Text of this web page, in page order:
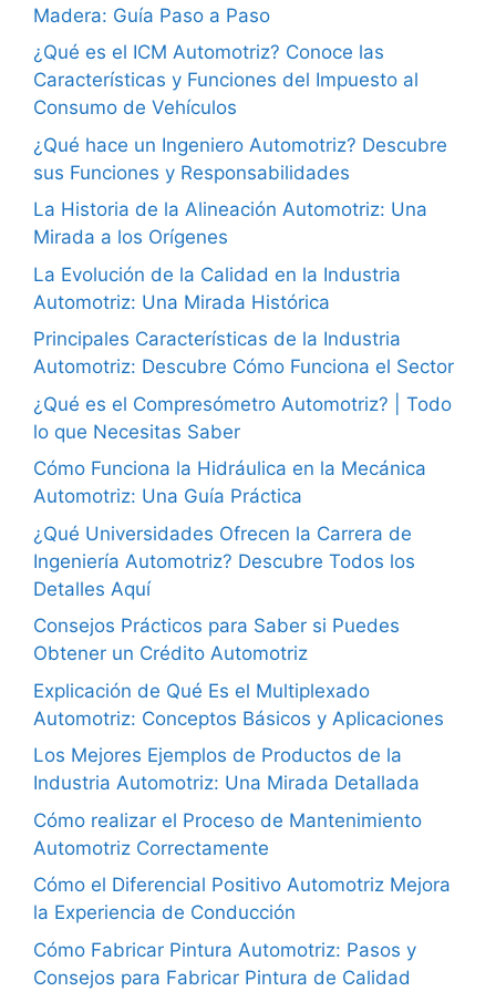
Madera: Guía Paso a Paso
¿Qué es el ICM Automotriz? Conoce las
Características y Funciones del Impuesto al
Consumo de Vehículos
¿Qué hace un Ingeniero Automotriz? Descubre
sus Funciones y Responsabilidades
La Historia de la Alineación Automotriz: Una
Mirada a los Orígenes
La Evolución de la Calidad en la Industria
Automotriz: Una Mirada Histórica
Principales Características de la Industria
Automotriz: Descubre Cómo Funciona el Sector
¿Qué es el Compresómetro Automotriz? | Todo
lo que Necesitas Saber
Cómo Funciona la Hidráulica en la Mecánica
Automotriz: Una Guía Práctica
¿Qué Universidades Ofrecen la Carrera de
Ingeniería Automotriz? Descubre Todos los
Detalles Aquí
Consejos Prácticos para Saber si Puedes
Obtener un Crédito Automotriz
Explicación de Qué Es el Multiplexado
Automotriz: Conceptos Básicos y Aplicaciones
Los Mejores Ejemplos de Productos de la
Industria Automotriz: Una Mirada Detallada
Cómo realizar el Proceso de Mantenimiento
Automotriz Correctamente
Cómo el Diferencial Positivo Automotriz Mejora
la Experiencia de Conducción
Cómo Fabricar Pintura Automotriz: Pasos y
Consejos para Fabricar Pintura de Calidad